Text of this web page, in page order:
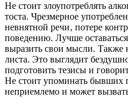
Не стоит злоупотреблять
тоста. Чрезмерное
невнятной речи‚ потере
поведению. Лучше
выразить свои мысли. Также
листа. Это выглядит
подготовить тезисы и
Не стоит упоминать бывших
неприемлемо и может